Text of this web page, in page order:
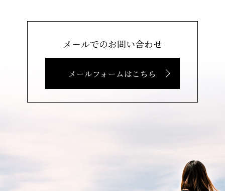
メールでのお問い合わせ
メールフォームはこちら